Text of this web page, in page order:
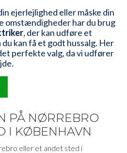
ejerlejlighed eller måske din
omstændigheder har du brug
, der kan udføre et
kan få et godt hussalg. Her
perfekte valg, da vi udfører
PÅ NØRREBRO
I KØBENHAVN
eller et andet sted i